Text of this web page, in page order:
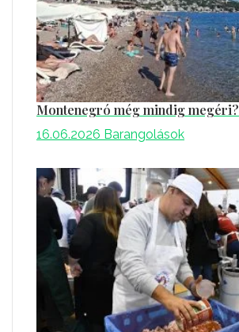
Montenegró még mindig megéri?
16.06.2026 Barangolások